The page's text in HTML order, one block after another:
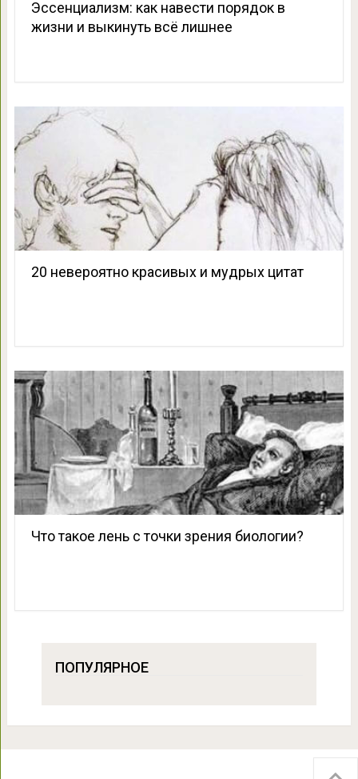
Эссенциализм: как навести порядок в
жизни и выкинуть всё лишнее
20 невероятно красивых и мудрых цитат
Что такое лень с точки зрения биологии?
ПОПУЛЯРНОЕ